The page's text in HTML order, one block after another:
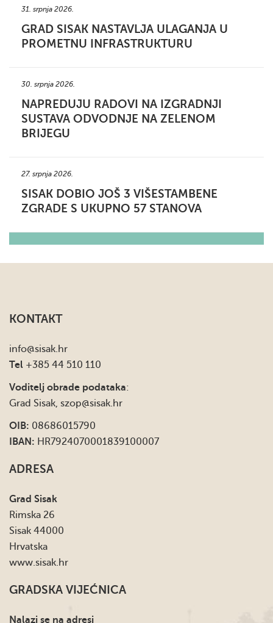
31. srpnja 2026.
GRAD SISAK NASTAVLJA ULAGANJA U
PROMETNU INFRASTRUKTURU
30. srpnja 2026.
NAPREDUJU RADOVI NA IZGRADNJI
SUSTAVA ODVODNJE NA ZELENOM
BRIJEGU
27. srpnja 2026.
SISAK DOBIO JOŠ 3 VIŠESTAMBENE
ZGRADE S UKUPNO 57 STANOVA
KONTAKT
info@sisak.hr
Tel +385 44 510 110
Voditelj obrade podataka:
Grad Sisak, szop@sisak.hr
OIB: 08686015790
IBAN: HR7924070001839100007
ADRESA
Grad Sisak
Rimska 26
Sisak 44000
Hrvatska
www.sisak.hr
GRADSKA VIJEĆNICA
Nalazi se na adresi